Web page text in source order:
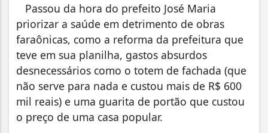
Passou da hora do prefeito José Maria
priorizar a saúde em detrimento de obras
faraônicas, como a reforma da prefeitura que
teve em sua planilha, gastos absurdos
desnecessários como o totem de fachada (que
não serve para nada e custou mais de R$ 600
mil reais) e uma guarita de portão que custou
o preço de uma casa popular.